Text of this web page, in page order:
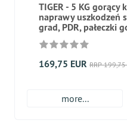
TIGER - 5 KG gorący
naprawy uszkodzeń
grad, PDR, pałeczki
169,75 EUR RRP 199,75
more...